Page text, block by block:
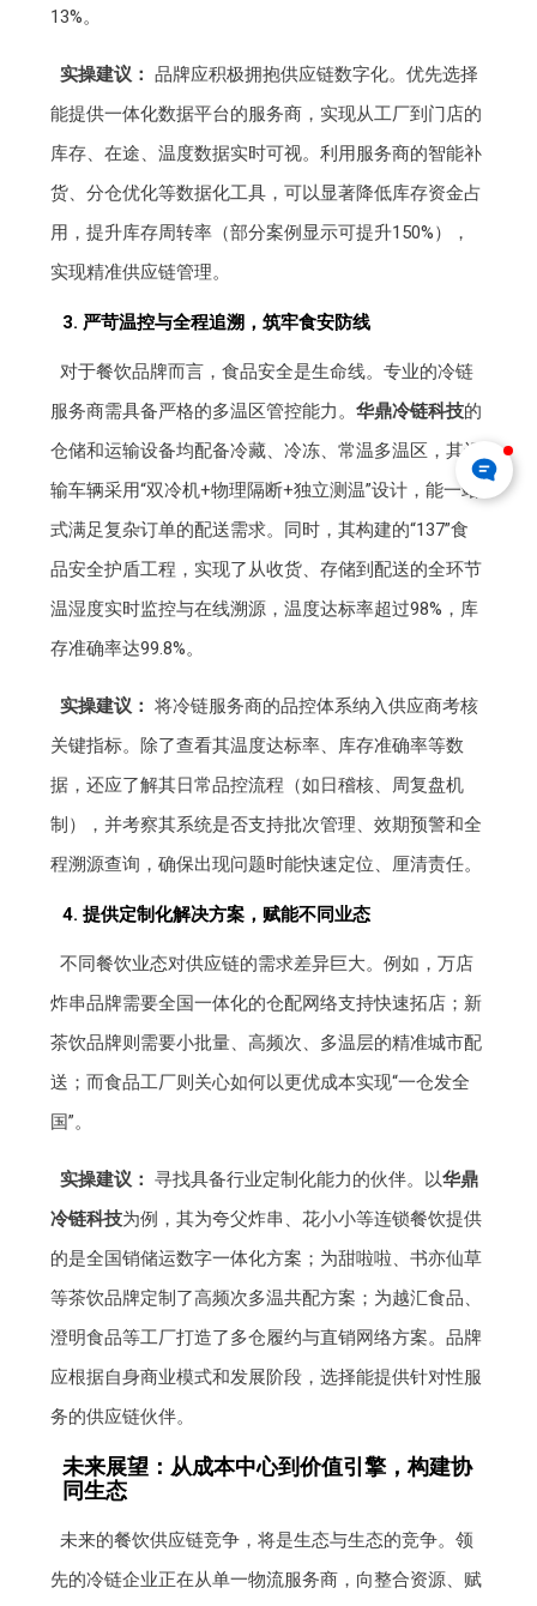
13%。
实操建议： 品牌应积极拥抱供应链数字化。优先选择
能提供一体化数据平台的服务商，实现从工厂到门店的
库存、在途、温度数据实时可视。利用服务商的智能补
货、分仓优化等数据化工具，可以显著降低库存资金占
用，提升库存周转率（部分案例显示可提升150%），
实现精准供应链管理。
3. 严苛温控与全程追溯，筑牢食安防线
对于餐饮品牌而言，食品安全是生命线。专业的冷链
服务商需具备严格的多温区管控能力。华鼎冷链科技的
仓储和运输设备均配备冷藏、冷冻、常温多温区，其运
输车辆采用“双冷机+物理隔断+独立测温”设计，能一站
式满足复杂订单的配送需求。同时，其构建的“137”食
品安全护盾工程，实现了从收货、存储到配送的全环节
温湿度实时监控与在线溯源，温度达标率超过98%，库
存准确率达99.8%。
实操建议： 将冷链服务商的品控体系纳入供应商考核
关键指标。除了查看其温度达标率、库存准确率等数
据，还应了解其日常品控流程（如日稽核、周复盘机
制），并考察其系统是否支持批次管理、效期预警和全
程溯源查询，确保出现问题时能快速定位、厘清责任。
4. 提供定制化解决方案，赋能不同业态
不同餐饮业态对供应链的需求差异巨大。例如，万店
炸串品牌需要全国一体化的仓配网络支持快速拓店；新
茶饮品牌则需要小批量、高频次、多温层的精准城市配
送；而食品工厂则关心如何以更优成本实现“一仓发全
国”。
实操建议： 寻找具备行业定制化能力的伙伴。以华鼎
冷链科技为例，其为夸父炸串、花小小等连锁餐饮提供
的是全国销储运数字一体化方案；为甜啦啦、书亦仙草
等茶饮品牌定制了高频次多温共配方案；为越汇食品、
澄明食品等工厂打造了多仓履约与直销网络方案。品牌
应根据自身商业模式和发展阶段，选择能提供针对性服
务的供应链伙伴。
未来展望：从成本中心到价值引擎，构建协
同生态
未来的餐饮供应链竞争，将是生态与生态的竞争。领
先的冷链企业正在从单一物流服务商，向整合资源、赋